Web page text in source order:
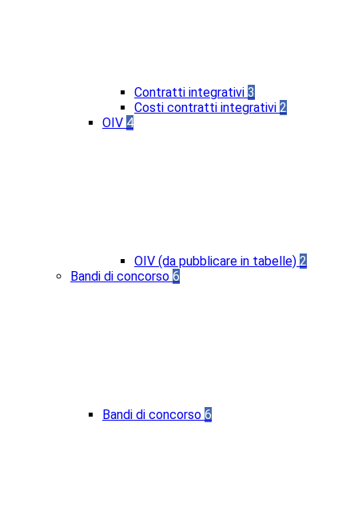
Contratti integrativi 3
Costi contratti integrativi 2
OIV 4
OIV (da pubblicare in tabelle) 2
Bandi di concorso 6
Bandi di concorso 6